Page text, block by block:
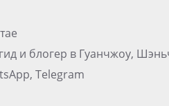
и блогер в Гуанчжоу,
Telegram